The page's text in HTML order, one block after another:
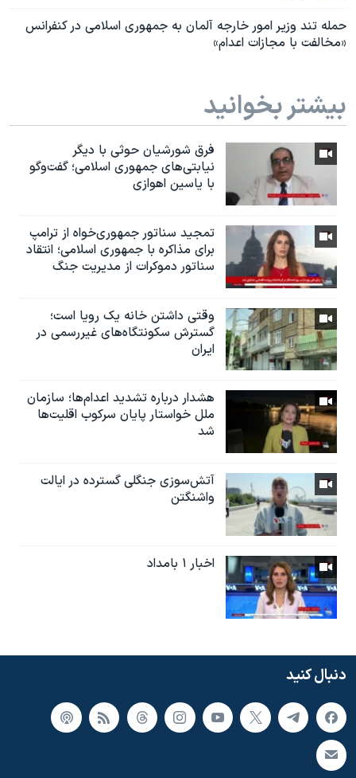
حمله تند وزیر امور خارجه آلمان به جمهوری اسلامی در کنفرانس
«مخالفت با مجازات اعدام»
بیشتر بخوانید
فرق شورشیان حوثی با دیگر
نیابتی‌های جمهوری اسلامی؛ گفت‌وگو
با یاسین اهوازی
تمجید سناتور جمهوری‌خواه از ترامپ
برای مذاکره با جمهوری اسلامی؛ انتقاد
سناتور دموکرات از مدیریت جنگ
وقتی داشتن خانه یک رویا است؛
گسترش سکونتگاه‌های غیررسمی در
ایران
هشدار درباره تشدید اعدام‌ها؛ سازمان
ملل خواستار پایان سرکوب اقلیت‌ها
شد
آتش‌سوزی جنگلی گسترده در ایالت
واشنگتن
اخبار ۱ بامداد
دنبال کنید